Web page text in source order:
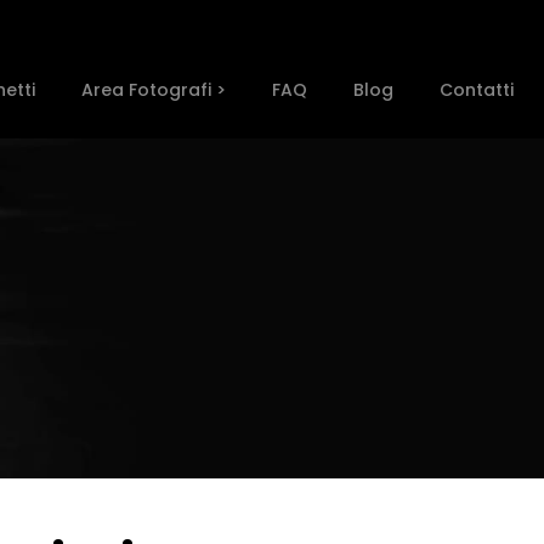
Area Fotografi > FAQ Blog Contatti